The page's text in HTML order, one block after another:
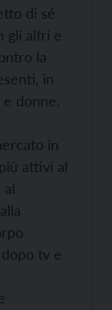
di sé
gli altri e
la
in
donne.
in
attivi al
al
tv e